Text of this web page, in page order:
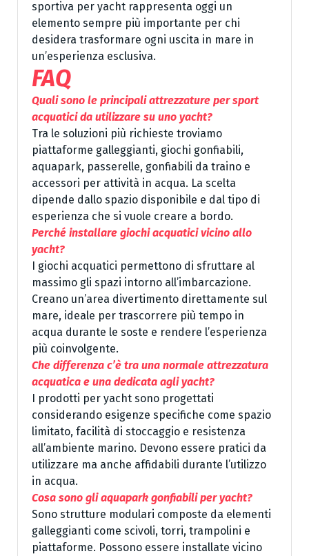
sportiva per yacht rappresenta oggi un
elemento sempre più importante per chi
desidera trasformare ogni uscita in mare in
un’esperienza esclusiva.
FAQ
Quali sono le principali attrezzature per sport
acquatici da utilizzare su uno yacht?
Tra le soluzioni più richieste troviamo
piattaforme galleggianti, giochi gonfiabili,
aquapark, passerelle, gonfiabili da traino e
accessori per attività in acqua. La scelta
dipende dallo spazio disponibile e dal tipo di
esperienza che si vuole creare a bordo.
Perché installare giochi acquatici vicino allo
yacht?
I giochi acquatici permettono di sfruttare al
massimo gli spazi intorno all’imbarcazione.
Creano un’area divertimento direttamente sul
mare, ideale per trascorrere più tempo in
acqua durante le soste e rendere l’esperienza
più coinvolgente.
Che differenza c’è tra una normale attrezzatura
acquatica e una dedicata agli yacht?
I prodotti per yacht sono progettati
considerando esigenze specifiche come spazio
limitato, facilità di stoccaggio e resistenza
all’ambiente marino. Devono essere pratici da
utilizzare ma anche affidabili durante l’utilizzo
in acqua.
Cosa sono gli aquapark gonfiabili per yacht?
Sono strutture modulari composte da elementi
galleggianti come scivoli, torri, trampolini e
piattaforme. Possono essere installate vicino